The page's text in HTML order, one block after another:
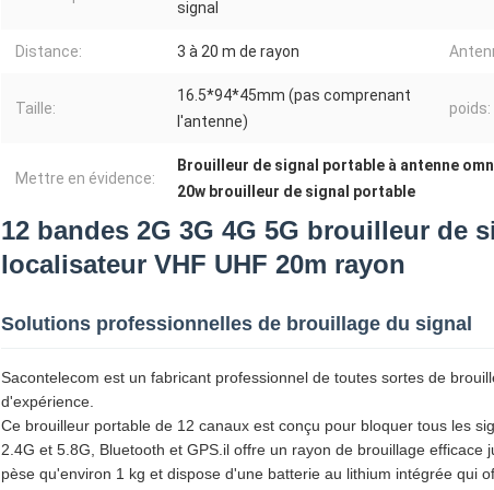
signal
Distance: 3 à 20 m de rayon
Taille:
16.5*94*45mm (pas comprenant
l'antenne)
poids:
Mettre en évidence:
Brouilleur de signal portable à antenne
20w brouilleur de signal portable
12 bandes 2G 3G 4G 5G brouilleur de
localisateur VHF UHF 20m rayon
Solutions professionnelles de brouillage du signal
Sacontelecom est un fabricant professionnel de toutes sortes de
d'expérience.
Ce brouilleur portable de 12 canaux est conçu pour bloquer tous les
2.4G et 5.8G, Bluetooth et GPS.il offre un rayon de brouillage
pèse qu'environ 1 kg et dispose d'une batterie au lithium intégrée qui